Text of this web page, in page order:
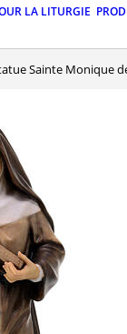
LA LITURGIE
Sainte Monique